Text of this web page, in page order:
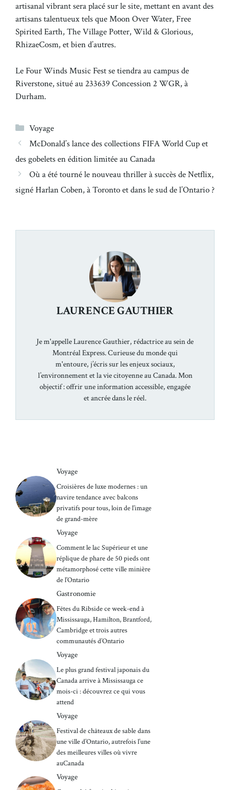
artisanal vibrant sera placé sur le site, mettant en avant des
artisans talentueux tels que Moon Over Water, Free
Spirited Earth, The Village Potter, Wild & Glorious,
RhizaeCosm, et bien d’autres.
Le Four Winds Music Fest se tiendra au campus de
Riverstone, situé au 233639 Concession 2 WGR, à
Durham.
Catégories
Voyage
McDonald’s lance des collections FIFA World Cup et
des gobelets en édition limitée au Canada
Où a été tourné le nouveau thriller à succès de Netflix,
signé Harlan Coben, à Toronto et dans le sud de l’Ontario ?
LAURENCE GAUTHIER
Je m'appelle Laurence Gauthier, rédactrice au sein de
Montréal Express. Curieuse du monde qui
m'entoure, j’écris sur les enjeux sociaux,
l’environnement et la vie citoyenne au Canada. Mon
objectif : offrir une information accessible, engagée
et ancrée dans le réel.
Voyage
Croisières de luxe modernes : un
navire tendance avec balcons
privatifs pour tous, loin de l’image
de grand-mère
Voyage
Comment le lac Supérieur et une
réplique de phare de 50 pieds ont
métamorphosé cette ville minière
de l’Ontario
Gastronomie
Fêtes du Ribside ce week-end à
Mississauga, Hamilton, Brantford,
Cambridge et trois autres
communautés d’Ontario
Voyage
Le plus grand festival japonais du
Canada arrive à Mississauga ce
mois-ci : découvrez ce qui vous
attend
Voyage
Festival de châteaux de sable dans
une ville d’Ontario, autrefois l’une
des meilleures villes où vivre
auCanada
Voyage